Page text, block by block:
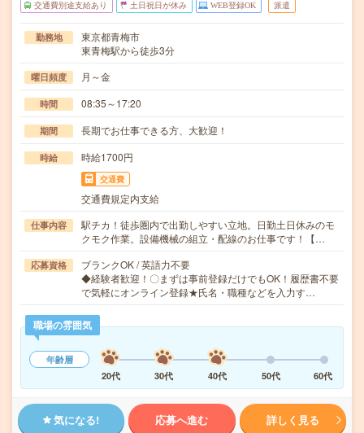
交通費別途支給あり 土日祝日が休み WEB登録OK 派遣
勤務地
東京都青梅市
東青梅駅から徒歩3分
曜日頻度 月～金
時間 08:35～17:20
期間 長期でお仕事できる方、大歓迎！
時給 時給1700円
交通費
交通費規定内支給
仕事内容
駅チカ！徒歩圏内で出勤しやすい立地。日勤土日休みのモ
クモク作業。設備機械の組立・配線のお仕事です！【…
応募資格
ブランクOK / 英語力不要
◆経験者歓迎！〇まずは事前登録だけでもOK！履歴書不要
で気軽にオンライン登録★氏名・職種などを入力す…
職場の雰囲気
年齢層
20代
30代 40代 50代 60代
気になる! 応募へ進む 詳しく見る